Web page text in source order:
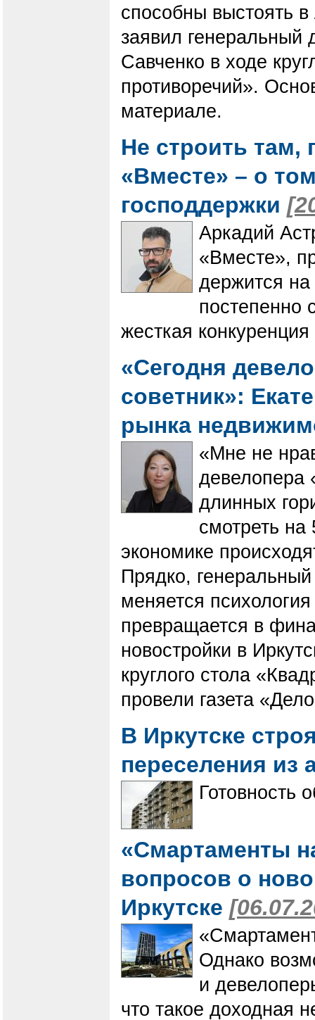
способны выстоять
заявил
Савченко в ходе
противоречий».
материале.
Не строить там,
«Вместе» – о
господдержки
Аркадий
«Вместе»,
держится на
постепенно
жесткая
«Сегодня
советник»:
рынка
«Мне не
девелопера
длинных
смотреть на
экономике
Прядко,
меняется
превращается в
новостройки в
круглого стола
провели газета
В Иркутске
переселения из
Готовность
«Смартаменты
вопросов о
Иркутске
Однако
и
что такое доходная